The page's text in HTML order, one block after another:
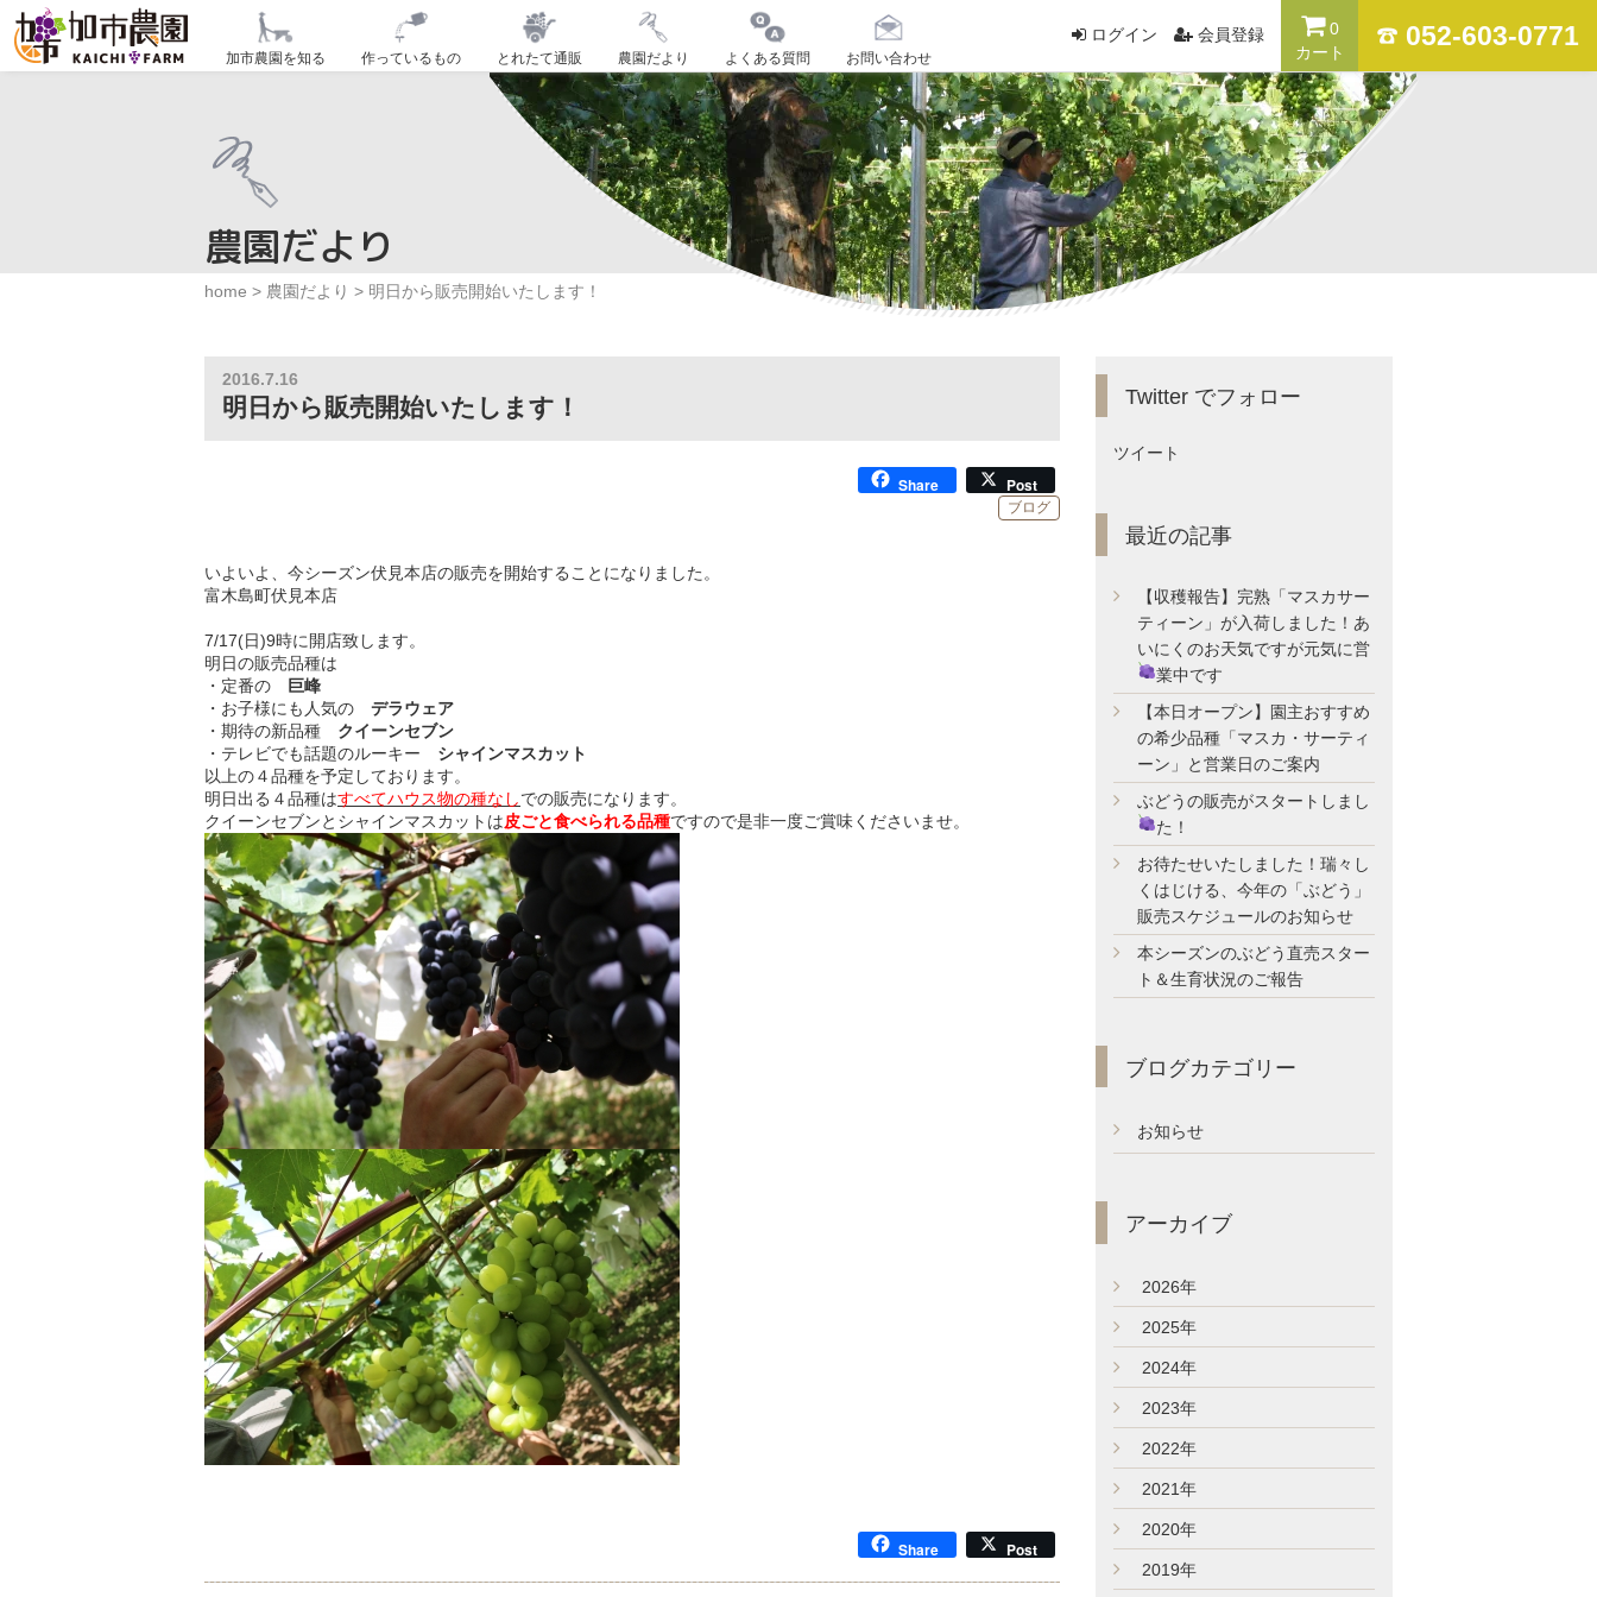
ログイン 会員登録
0
カート
052-603-0771
加市農園を知る 作っているもの とれたて通販 農園だより よくある質問 お問い合わせ
農園だより
home > 農園だより > 明日から販売開始いたします！
明日から販売開始いたします！
2016.7.16
Share Post
ブログ
いよいよ、今シーズン伏見本店の販売を開始することになりました。
富木島町伏見本店
7/17(日)9時に開店致します。
明日の販売品種は
・定番の
巨峰
・お子様にも人気の デラウェア
・期待の新品種 クイーンセブン
・テレビでも話題のルーキー シャインマスカット
以上の４品種を予定しております。
明日出る４品種はすべてハウス物の種なしでの販売になります。
クイーンセブンとシャインマスカットは皮ごと食べられる品種ですので是非一度ご賞味くださいませ。
Share Post
Twitter でフォロー
ツイート
最近の記事
【収穫報告】完熟「マスカサー
ティーン」が入荷しました！あ
いにくのお天気ですが元気に営
業中です
【本日オープン】園主おすすめ
の希少品種「マスカ・サーティ
ーン」と営業日のご案内
ぶどうの販売がスタートしまし
た！
お待たせいたしました！瑞々し
くはじける、今年の「ぶどう」
販売スケジュールのお知らせ
本シーズンのぶどう直売スター
ト＆生育状況のご報告
ブログカテゴリー
お知らせ
アーカイブ
2026年
2025年
2024年
2023年
2022年
2021年
2020年
2019年